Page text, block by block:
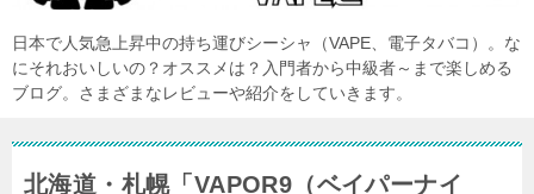
日本で人気急上昇中の持ち運びシーシャ（VAPE、電子タバコ）。な
にそれおいしいの？オススメは？入門者から中級者～まで楽しめる
ブログ。さまざまなレビューや紹介をしていきます。
北海道・札幌「VAPOR9（ベイパーナイ